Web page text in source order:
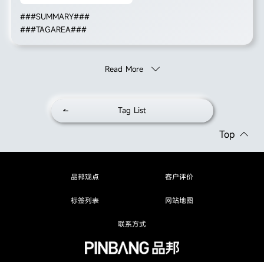
###SUMMARY###
###TAGAREA###
Read More
Tag List
Top
品邦观点 客户评价
标签列表 网站地图
联系方式